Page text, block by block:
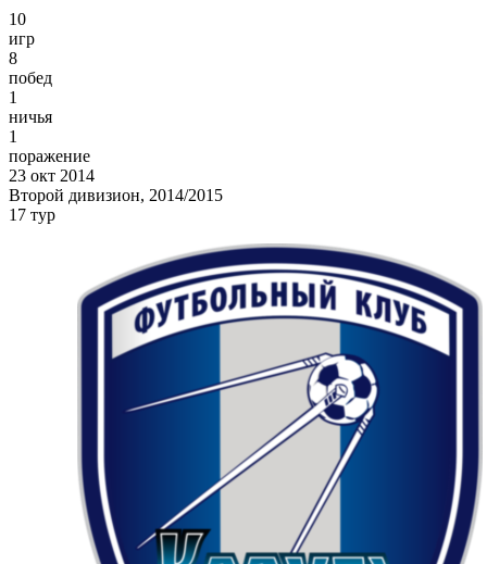
10
игр
8
побед
1
ничья
1
поражение
23 окт 2014
Второй дивизион, 2014/2015
17 тур